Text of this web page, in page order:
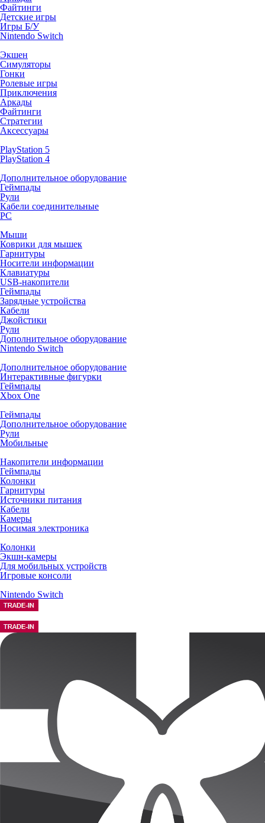
Файтинги
Детские игры
Игры Б/У
Nintendo Switch
Экшен
Симуляторы
Гонки
Ролевые игры
Приключения
Аркады
Файтинги
Стратегии
Аксессуары
PlayStation 5
PlayStation 4
Дополнительное оборудование
Геймпады
Рули
Кабели соединительные
PC
Мыши
Коврики для мышек
Гарнитуры
Носители информации
Клавиатуры
USB-накопители
Геймпады
Зарядные устройства
Кабели
Джойстики
Рули
Дополнительное оборудование
Nintendo Switch
Дополнительное оборудование
Интерактивные фигурки
Геймпады
Xbox One
Геймпады
Дополнительное оборудование
Рули
Мобильные
Накопители информации
Геймпады
Колонки
Гарнитуры
Источники питания
Кабели
Камеры
Носимая электроника
Колонки
Экшн-камеры
Для мобильных устройств
Игровые консоли
Nintendo Switch